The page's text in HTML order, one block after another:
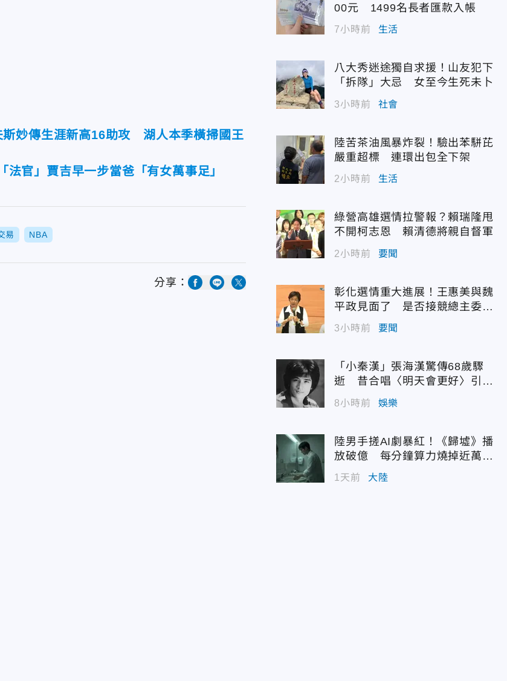
斯妙傳生涯新高16助攻 湖人本季橫掃國王
法官」賈吉早一步當爸「有女萬事足」
易 NBA
分享：
00元 1499名長者匯款入帳
7小時前 生活
八大秀迷途獨自求援！山友犯下
「拆隊」大忌 女至今生死未卜
3小時前 社會
陸苦茶油風暴炸裂！驗出苯駢芘
嚴重超標 連環出包全下架
2小時前 生活
綠營高雄選情拉警報？賴瑞隆甩
不開柯志恩 賴清德將親自督軍
2小時前 要聞
彰化選情重大進展！王惠美與魏
平政見面了 是否接競總主委態
度曝光
3小時前 要聞
「小秦漢」張海漢驚傳68歲驟
逝 昔合唱〈明天會更好〉引追
憶
8小時前 娛樂
陸男手搓AI劇暴紅！《歸墟》播
放破億 每分鐘算力燒掉近萬台
1天前 大陸